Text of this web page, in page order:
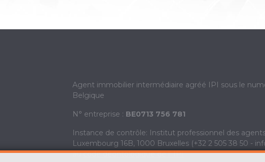
Agent immobilier intermédiaire agréé IPI sous le
Belgique
N° entreprise : BE0713 756 781
Instance de contrôle: Institut professionnel des
Luxembourg 16B, 1000 Bruxelles (+32 2 505 38 50 -
aucode déontologique de l’ IPI